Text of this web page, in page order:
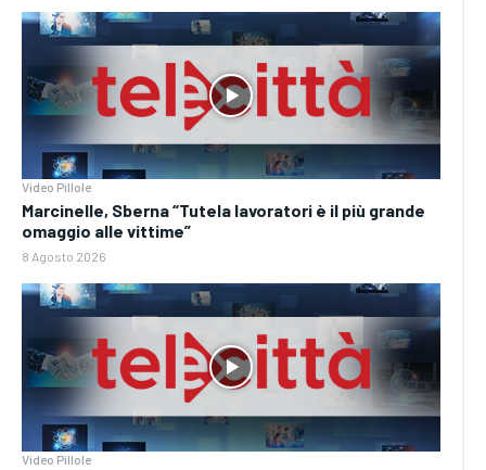
Video Pillole
Marcinelle, Sberna “Tutela lavoratori è il più grande
omaggio alle vittime”
8 Agosto 2026
Video Pillole